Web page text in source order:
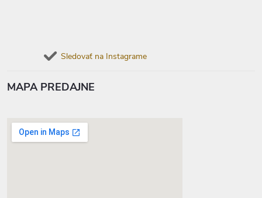
Sledovať na Instagrame
MAPA PREDAJNE